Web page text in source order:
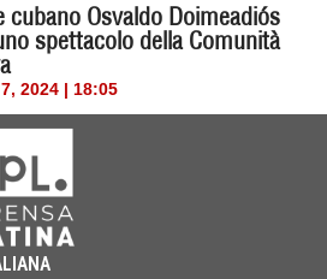
cubano Osvaldo Doimeadiós
spettacolo della Comunità
2024 | 18:05